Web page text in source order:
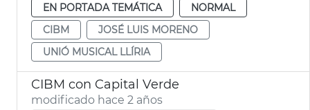
EN PORTADA TEMÁTICA
NORMAL
CIBM
JOSÉ LUIS MORENO
UNIÓ MUSICAL LLÍRIA
CIBM con Capital Verde
modificado hace 2 años